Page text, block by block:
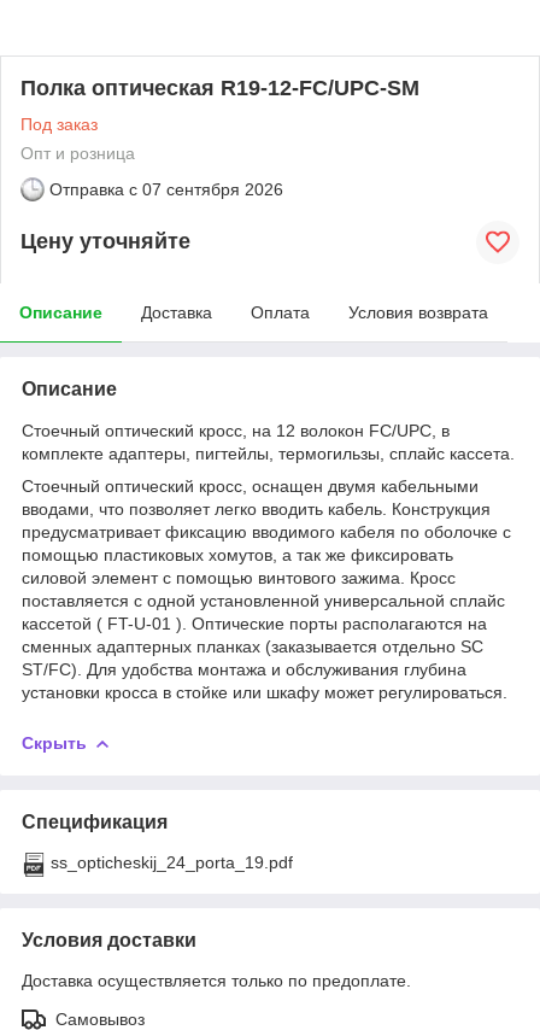
Полка оптическая R19-12-FC/UPC-SM
Под заказ
Опт и розница
Отправка с 07 сентября 2026
Цену уточняйте
Описание Доставка Оплата Условия возврата
Описание
Стоечный оптический кросс, на 12 волокон FC/UPC, в
комплекте адаптеры, пигтейлы, термогильзы, сплайс кассета.
Стоечный оптический кросс, оснащен двумя кабельными
вводами, что позволяет легко вводить кабель. Конструкция
предусматривает фиксацию вводимого кабеля по оболочке с
помощью пластиковых хомутов, а так же фиксировать
силовой элемент с помощью винтового зажима. Кросс
поставляется с одной установленной универсальной сплайс
кассетой ( FT-U-01 ). Оптические порты располагаются на
сменных адаптерных планках (заказывается отдельно SC
ST/FC). Для удобства монтажа и обслуживания глубина
установки кросса в стойке или шкафу может регулироваться.
Скрыть
Спецификация
ss_opticheskij_24_porta_19.pdf
Условия доставки
Доставка осуществляется только по предоплате.
Самовывоз